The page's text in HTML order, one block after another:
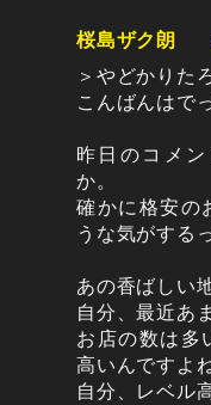
桜島ザク朗
＞やどかりた
こんばんはで
昨日のコメ
か。
確かに格安の
うな気がする
あの香ばしい
自分、最近あ
お店の数は多
高いんですよ
自分、レベル